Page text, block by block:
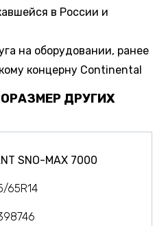
в России и
на оборудовании, ранее
концерну Continental
ДРУГИХ
SNO-MAX 7000
65R14